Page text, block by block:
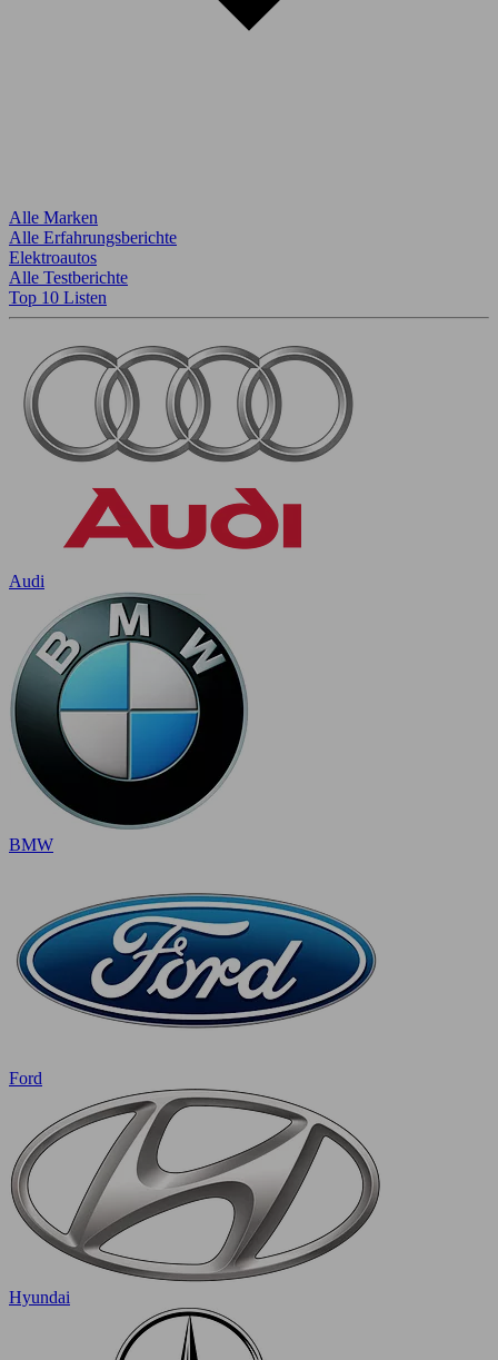
Alle Marken
Alle Erfahrungsberichte
Elektroautos
Alle Testberichte
Top 10 Listen
Audi
BMW
Ford
Hyundai